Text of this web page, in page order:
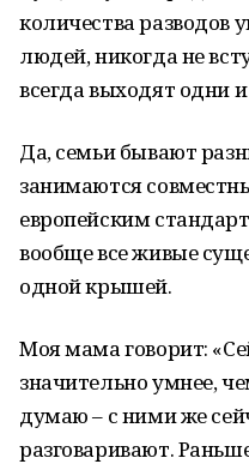
количества разводов
людей, никогда не
всегда выходят одни
Да, семьи бывают
занимаются
европейским
вообще все живые
одной крышей.
Моя мама говорит:
значительно умнее,
думаю – с ними же
разговаривают.